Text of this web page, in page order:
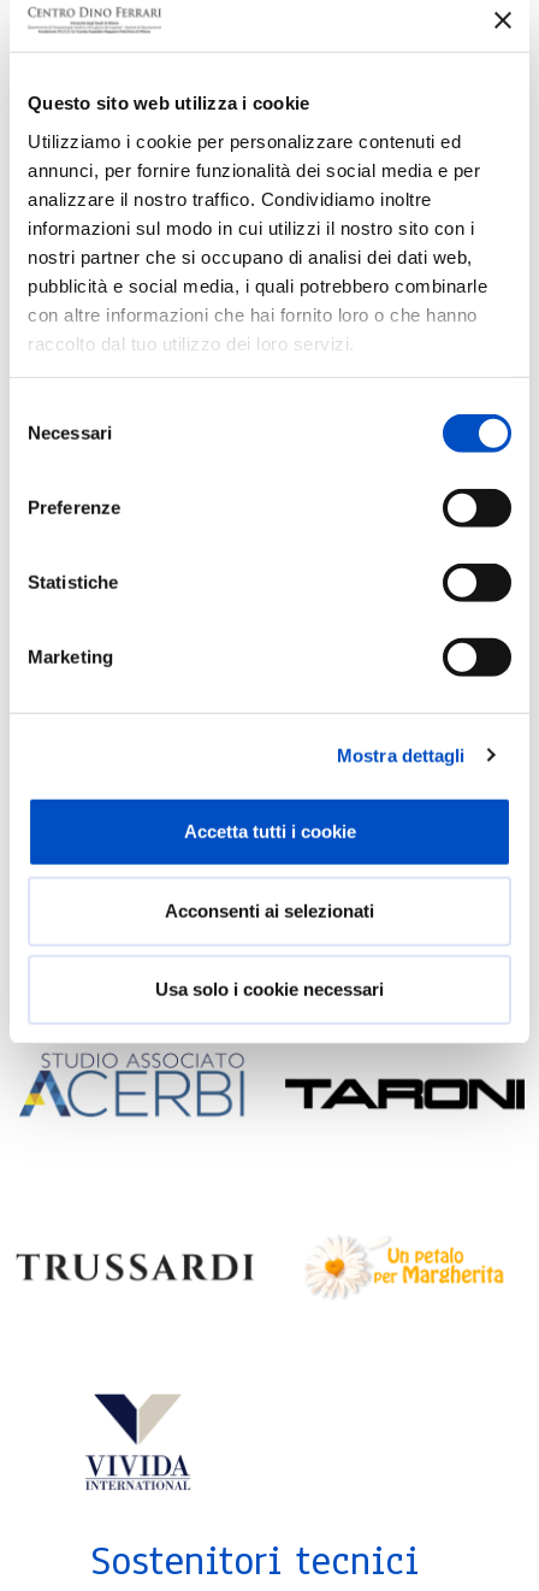
Questo sito web utilizza i cookie
Utilizziamo i cookie per personalizzare contenuti ed
annunci, per fornire funzionalità dei social media e per
analizzare il nostro traffico. Condividiamo inoltre
informazioni sul modo in cui utilizzi il nostro sito con i
nostri partner che si occupano di analisi dei dati web,
pubblicità e social media, i quali potrebbero combinarle
con altre informazioni che hai fornito loro o che hanno
raccolto dal tuo utilizzo dei loro servizi.
delNecessari
Preferenze
Statistiche
Marketing
Mostra dettagli
Accetta tutti i cookie
Acconsenti ai selezionati
Usa solo i cookie necessari
Roberto Russo
Sostenitori tecnici